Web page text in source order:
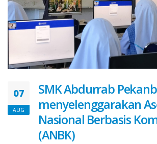
07
AUG
SMK Abdurrab
menyelenggarakan
Nasional Berbasis
(ANBK)